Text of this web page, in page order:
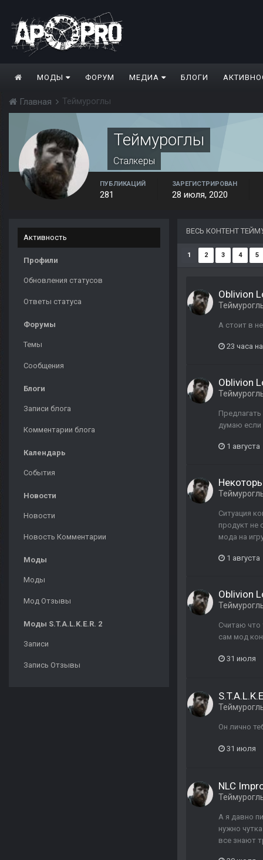
МОДЫ ФОРУМ МЕДИА БЛОГИ
Главная Теймуроглы
Теймуроглы
Сталкеры
ПУБЛИКАЦИЙ
281
ЗАРЕГИСТРИРОВАН
28 июля, 2020
Активность
Профили
Обновления статусов
Ответы статуса
Форумы
Темы
Сообщения
Блоги
Записи блога
Комментарии блога
Календарь
События
Новости
Новости
Новость Комментарии
Моды
Моды
Мод Отзывы
Моды S.T.A.L.K.E.R. 2
Записи
Запись Отзывы
ВЕСЬ КОНТЕНТ
1 2 3 4 5
Oblivion
А стоит в
23 часа
Oblivion
думаю если
1 августа
Ситуация
продукт не
мода на
1 августа
Oblivion
Считаю что
сам мод
31 июля
Он лично
31 июля
NLC
А я давно
нужно
все знают